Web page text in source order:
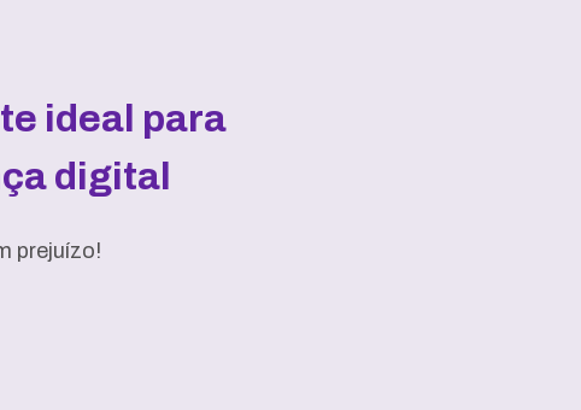
ideal para
digital
prejuízo!